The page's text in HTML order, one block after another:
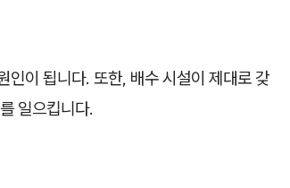
인이 됩니다. 또한, 배수 시설이 제대로 갖
일으킵니다.